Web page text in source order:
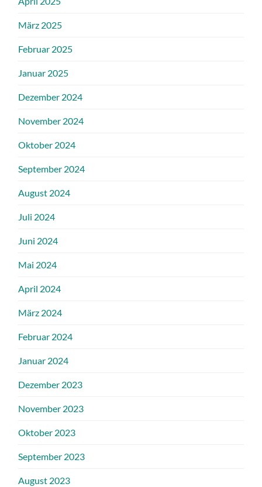
März 2025
Februar 2025
Januar 2025
Dezember 2024
November 2024
Oktober 2024
September 2024
August 2024
Juli 2024
Juni 2024
Mai 2024
April 2024
März 2024
Februar 2024
Januar 2024
Dezember 2023
November 2023
Oktober 2023
September 2023
August 2023